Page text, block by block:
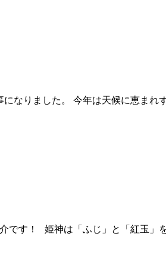
なりました。 今年は天候に恵まれ
です！ 姫神は「ふじ」と「紅玉」